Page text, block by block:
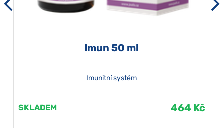
Imun 50 ml
Imunitní systém
SKLADEM 464 Kč